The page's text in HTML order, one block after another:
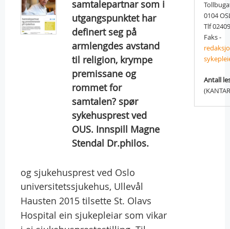
samtalepartnar som i
utgangspunktet har
definert seg på
armlengdes avstand
til religion, krympe
premissane og
rommet for
samtalen? spør
sykehusprest ved
OUS. Innspill Magne
Stendal Dr.philos.
og sjukehusprest ved Oslo
universitetssjukehus, Ullevål
Hausten 2015 tilsette St. Olavs
Hospital ein sjukepleiar som vikar
0104
Tlf 02409
Faks -
Antall